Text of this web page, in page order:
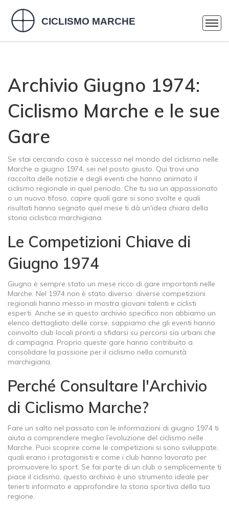
Archivio Giugno 1974:
Ciclismo Marche e le sue
Gare
Se stai cercando cosa è successo nel mondo del ciclismo nelle
Marche a giugno 1974, sei nel posto giusto. Qui trovi una
raccolta delle notizie e degli eventi che hanno animato il
ciclismo regionale in quel periodo. Che tu sia un appassionato
o un nuovo tifoso, capire quali gare si sono svolte e quali
risultati hanno segnato quel mese ti dà un'idea chiara della
storia ciclistica marchigiana.
Le Competizioni Chiave di
Giugno 1974
Giugno è sempre stato un mese ricco di gare importanti nelle
Marche. Nel 1974 non è stato diverso: diverse competizioni
regionali hanno messo in mostra giovani talenti e ciclisti
esperti. Anche se in questo archivio specifico non abbiamo un
elenco dettagliato delle corse, sappiamo che gli eventi hanno
coinvolto club locali pronti a sfidarsi su percorsi sia urbani che
di campagna. Proprio queste gare hanno contribuito a
consolidare la passione per il ciclismo nella comunità
marchigiana.
Perché Consultare l'Archivio
di Ciclismo Marche?
Fare un salto nel passato con le informazioni di giugno 1974 ti
aiuta a comprendere meglio l’evoluzione del ciclismo nelle
Marche. Puoi scoprire come le competizioni si sono sviluppate,
quali erano i protagonisti e come i club hanno lavorato per
promuovere lo sport. Se fai parte di un club o semplicemente ti
piace il ciclismo, questo archivio è uno strumento ideale per
tenerti informato e approfondire la storia sportiva della tua
regione.